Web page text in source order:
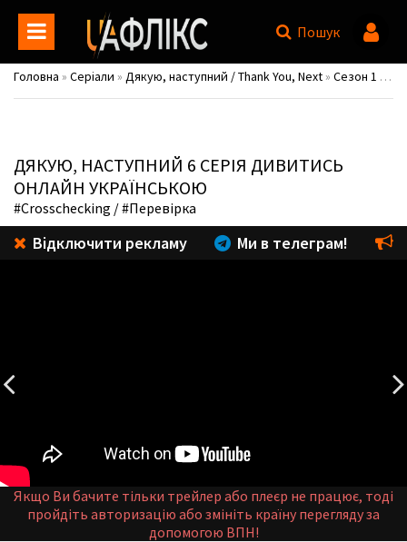
Пошук
Головна » Серіали » Дякую, наступний / Thank You, Next » Сезон 1
ДЯКУЮ, НАСТУПНИЙ 6 СЕРІЯ ДИВИТИСЬ
ОНЛАЙН УКРАЇНСЬКОЮ
#Crosschecking / #Перевірка
Відключити рекламу Ми в телеграм!
Якщо Ви бачите тільки трейлер або плеєр не працює, тоді
пройдіть авторизацію або змініть країну перегляду за
допомогою ВПН!